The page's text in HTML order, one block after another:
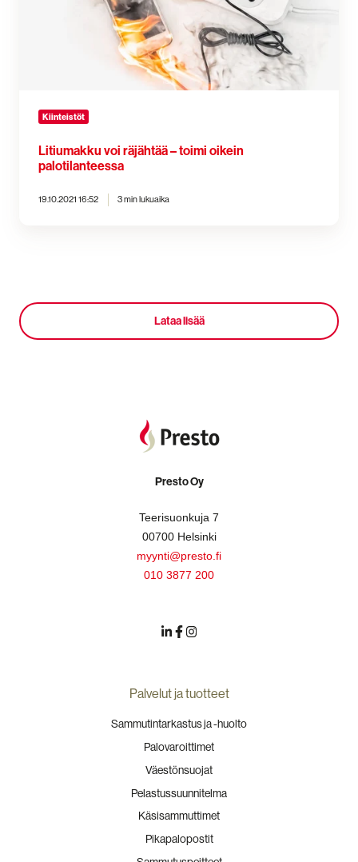
Kiinteistöt
Litiumakku voi räjähtää – toimi oikein
palotilanteessa
19.10.2021 16:52 3 min lukuaika
Lataa lisää
Presto Oy
Teerisuonkuja 7
00700 Helsinki
myynti@presto.fi
010 3877 200
Palvelut ja tuotteet
Sammutintarkastus ja -huolto
Palovaroittimet
Väestönsuojat
Pelastussuunnitelma
Käsisammuttimet
Pikapalopostit